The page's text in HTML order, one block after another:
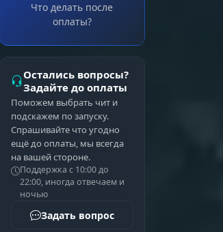
Что делать после
оплаты?
Остались вопросы?
Задайте до оплаты
Поможем выбрать чит и
подскажем по запуску.
Спрашивайте что угодно
ещё до оплаты, мы всегда
на вашей стороне.
Поддержка с 10:00 до
22:00, иногда отвечаем и
ночью
Задать вопрос